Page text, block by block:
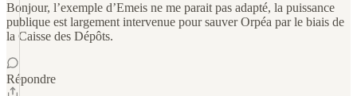
Bonjour, l’exemple d’Emeis ne me parait pas adapté, la puissance
publique est largement intervenue pour sauver Orpéa par le biais de
la Caisse des Dépôts.
Répondre